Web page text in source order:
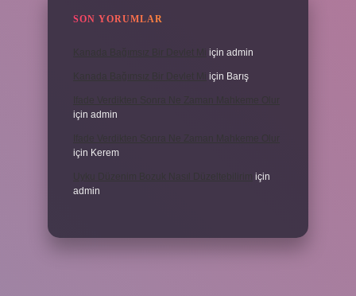
SON YORUMLAR
için admin
için Barış
için admin
için Kerem
için
admin